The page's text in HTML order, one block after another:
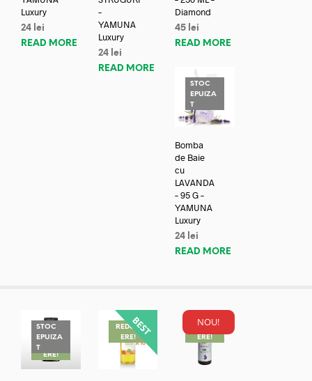
Luxury
24 lei
READ MORE
–
YAMUNA
Luxury
24 lei
READ MORE
Diamond
45 lei
READ MORE
STOC
EPUIZA
T
Bomba
de Baie
cu
LAVANDA
– 95 G –
YAMUNA
Luxury
24 lei
READ MORE
STOC
EPUIZA
TREDUC
ERE!
REDUC
ERE!
NOU!
REDUC
ERE!